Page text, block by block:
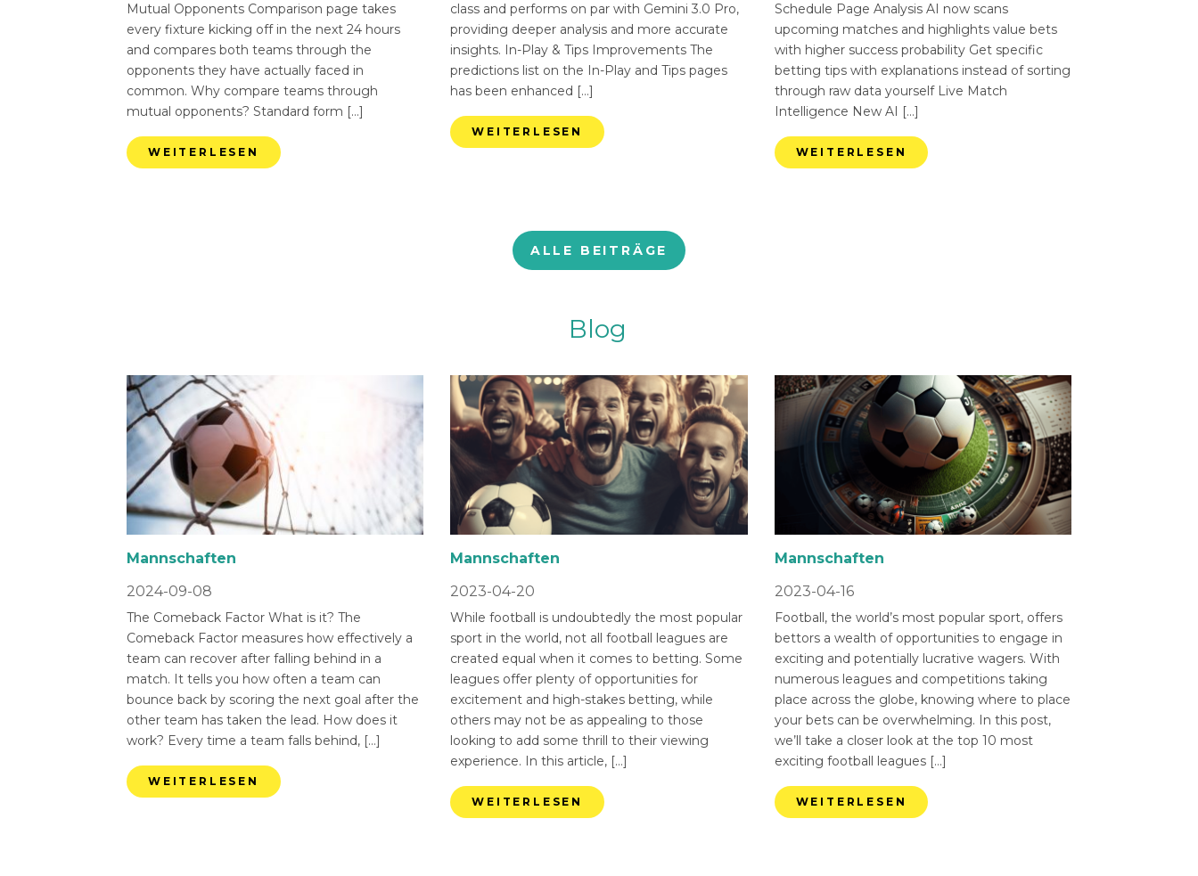
Mutual Opponents Comparison page takes
every fixture kicking off in the next 24 hours
and compares both teams through the
opponents they have actually faced in
common. Why compare teams through
mutual opponents? Standard form […]
WEITERLESEN
class and performs on par with Gemini 3.0 Pro,
providing deeper analysis and more accurate
insights. In-Play & Tips Improvements The
predictions list on the In-Play and Tips pages
has been enhanced […]
WEITERLESEN
Schedule Page Analysis AI now scans
upcoming matches and highlights value bets
with higher success probability Get specific
betting tips with explanations instead of sorting
through raw data yourself Live Match
Intelligence New AI […]
WEITERLESEN
ALLE BEITRÄGE
Blog
Mannschaften
2024-09-08
The Comeback Factor What is it? The
Comeback Factor measures how effectively a
team can recover after falling behind in a
match. It tells you how often a team can
bounce back by scoring the next goal after the
other team has taken the lead. How does it
work? Every time a team falls behind, […]
WEITERLESEN
Mannschaften
2023-04-20
While football is undoubtedly the most popular
sport in the world, not all football leagues are
created equal when it comes to betting. Some
leagues offer plenty of opportunities for
excitement and high-stakes betting, while
others may not be as appealing to those
looking to add some thrill to their viewing
experience. In this article, […]
WEITERLESEN
Mannschaften
2023-04-16
Football, the world’s most popular sport, offers
bettors a wealth of opportunities to engage in
exciting and potentially lucrative wagers. With
numerous leagues and competitions taking
place across the globe, knowing where to place
your bets can be overwhelming. In this post,
we’ll take a closer look at the top 10 most
exciting football leagues […]
WEITERLESEN